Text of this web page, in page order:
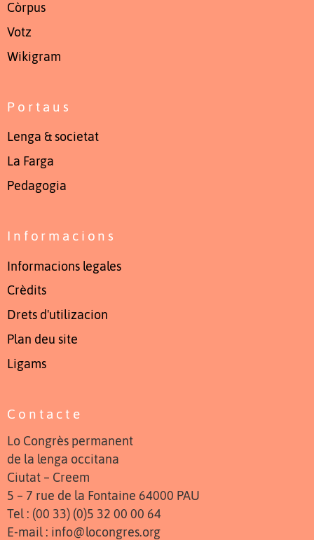
Còrpus
Votz
Wikigram
Portaus
Lenga & societat
La Farga
Pedagogia
Informacions
Informacions legales
Crèdits
Drets d'utilizacion
Plan deu site
Ligams
Contacte
Lo Congrès permanent
de la lenga occitana
Ciutat – Creem
5 – 7 rue de la Fontaine 64000 PAU
Tel : (00 33) (0)5 32 00 00 64
E-mail : info@locongres.org